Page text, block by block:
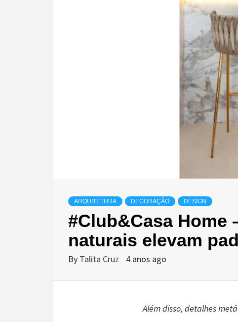
ARQUITETURA DECORAÇÃO DESIGN
#Club&Casa Home
naturais elevam
By Talita Cruz 4 anos ago
Além disso, detalhes